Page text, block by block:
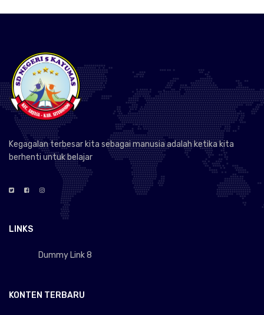
Kegagalan terbesar kita sebagai manusia adalah ketika kita
berhenti untuk belajar
LINKS
Dummy Link 8
KONTEN TERBARU